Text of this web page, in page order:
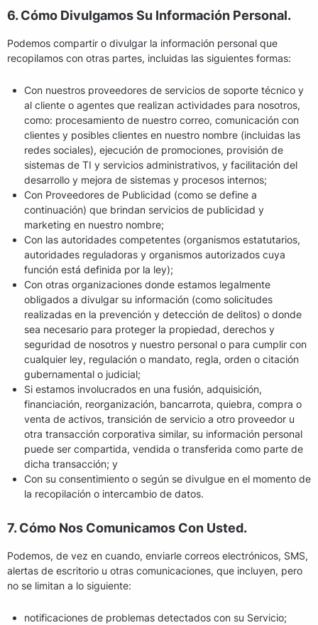
6. Cómo Divulgamos Su Información Personal.
Podemos compartir o divulgar la información personal que
recopilamos con otras partes, incluidas las siguientes formas:
Con nuestros proveedores de servicios de soporte técnico y
al cliente o agentes que realizan actividades para nosotros,
como: procesamiento de nuestro correo, comunicación con
clientes y posibles clientes en nuestro nombre (incluidas las
redes sociales), ejecución de promociones, provisión de
sistemas de TI y servicios administrativos, y facilitación del
desarrollo y mejora de sistemas y procesos internos;
Con Proveedores de Publicidad (como se define a
continuación) que brindan servicios de publicidad y
marketing en nuestro nombre;
Con las autoridades competentes (organismos estatutarios,
autoridades reguladoras y organismos autorizados cuya
función está definida por la ley);
Con otras organizaciones donde estamos legalmente
obligados a divulgar su información (como solicitudes
realizadas en la prevención y detección de delitos) o donde
sea necesario para proteger la propiedad, derechos y
seguridad de nosotros y nuestro personal o para cumplir con
cualquier ley, regulación o mandato, regla, orden o citación
gubernamental o judicial;
Si estamos involucrados en una fusión, adquisición,
financiación, reorganización, bancarrota, quiebra, compra o
venta de activos, transición de servicio a otro proveedor u
otra transacción corporativa similar, su información personal
puede ser compartida, vendida o transferida como parte de
dicha transacción; y
Con su consentimiento o según se divulgue en el momento de
la recopilación o intercambio de datos.
7. Cómo Nos Comunicamos Con Usted.
Podemos, de vez en cuando, enviarle correos electrónicos, SMS,
alertas de escritorio u otras comunicaciones, que incluyen, pero
no se limitan a lo siguiente:
notificaciones de problemas detectados con su Servicio;